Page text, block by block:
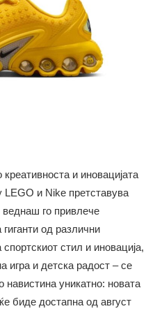
и иновацијата
LEGO и Nike претставува
веднаш го привлече
од различни
стил и иновација,
игра и детска радост – се
навистина уникатно: новата
биде достапна од август